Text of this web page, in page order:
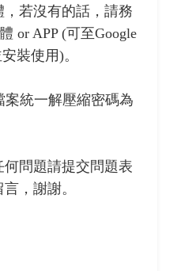
若沒有的話，請務
or APP (可至Google
裝使用)。
案統一解壓縮密碼為
問題請提交問題表
，謝謝。